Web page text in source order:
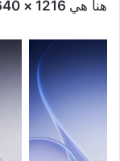
هنا هي